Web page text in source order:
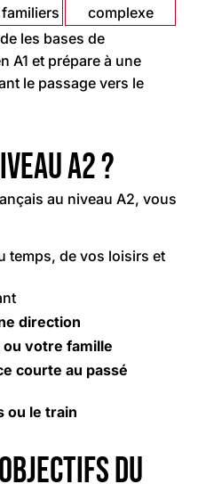
complexe
les bases de
A1 et prépare à une
le passage vers le
A2 ?
au niveau A2, vous
temps, de vos loisirs et
direction
votre famille
courte au passé
ou le train
du